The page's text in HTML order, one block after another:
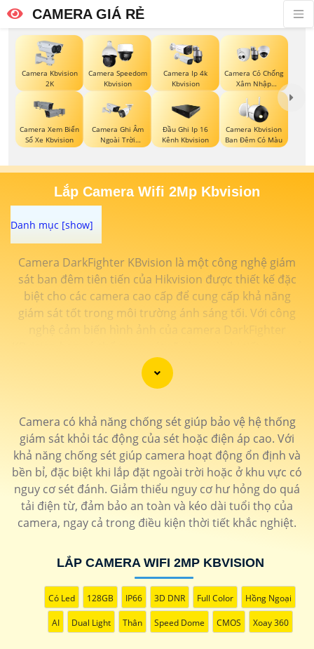
CAMERA GIÁ RẺ
Camera Kbvision
2K
Camera Speedom
Kbvision
Camera Ip 4k
Kbvision
Camera Có Chống
Xâm Nhập
Kbvision
Camera Xem Biển
Số Xe Kbvision
Camera Ghi Âm
Ngoài Trời
Kbvision
Đầu Ghi Ip 16
Kênh Kbvision
Camera Kbvision
Ban Đêm Có Màu
Lắp Camera Wifi 2Mp Kbvision
Camera DarkFighter KBvision là một công nghệ giám
sát ban đêm tiên tiến của Hikvision được thiết kế đặc
biệt cho các camera cao cấp để cung cấp khả năng
giám sát tốt trong môi trường ánh sáng tối. Với công
nghệ cảm biến hình ảnh của camera DarkFighter
trong điều kiện ánh sáng yếu. Công nghệ DarkFighter
KBvision của Hikvision cung cấp khả năng tái tạo màu
rõ ràng vào ban đêm mà không cần ánh sáng phụ.
'
Camera có khả năng chống sét giúp bảo vệ hệ thống
giám sát khỏi tác động của sét hoặc điện áp cao. Với
khả năng chống sét giúp camera hoạt động ổn định và
bền bỉ, đặc biệt khi lắp đặt ngoài trời hoặc ở khu vực có
nguy cơ sét đánh. Giảm thiểu nguy cơ hư hỏng do quá
tải điện từ, đảm bảo an toàn và kéo dài tuổi thọ của
camera, ngay cả trong điều kiện thời tiết khắc nghiệt.
LẮP CAMERA WIFI 2MP KBVISION
Có Led 128GB IP66 3D DNR Full Color Hồng Ngoại
AI Dual Light Thân Speed Dome CMOS Xoay 360